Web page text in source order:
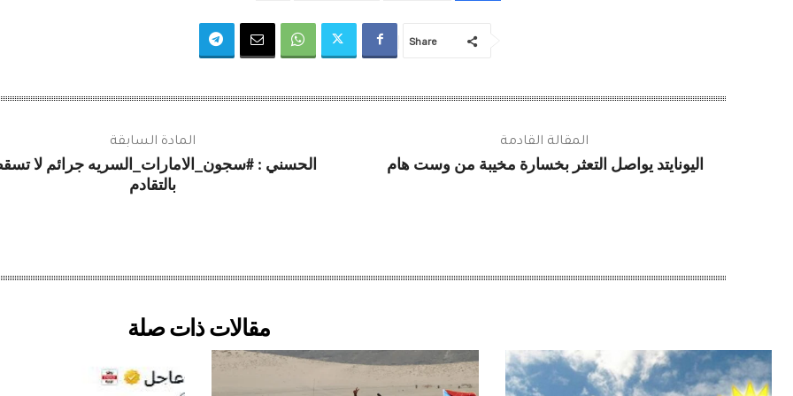
Share
المادة السابقة
الحسني : #سجون_الامارات_السريه جرائم لا
بالتقادم
المقالة القادمة
اليونايتد يواصل التعثر بخسارة مخيبة من وست هام
مقالات ذات صلة